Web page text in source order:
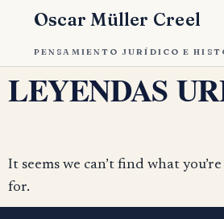
Oscar Müller Creel
PENSAMIENTO JURÍDICO E
LEYENDAS
It seems we can’t find what
for.